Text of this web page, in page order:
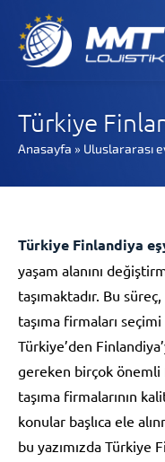
Türkiye
Anasayfa » Uluslararası
Türkiye Finlandiya
yaşam alanını
taşımaktadır. Bu
taşıma firmaları
Türkiye’den
gereken birçok önemli
taşıma firmalarının
konular başlıca ele
bu yazımızda Türkiye